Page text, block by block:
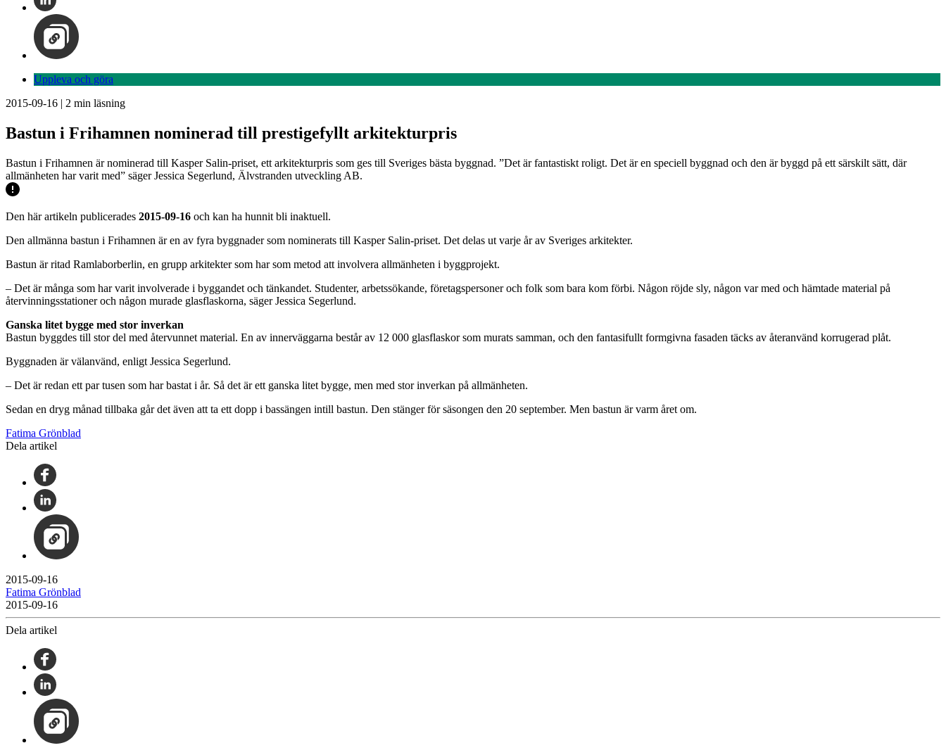
Uppleva och göra
2015-09-16 | 2 min läsning
Bastun i Frihamnen nominerad till prestigefyllt arkitekturpris
Bastun i Frihamnen är nominerad till Kasper Salin-priset, ett arkitekturpris som ges till Sveriges bästa byggnad. ”Det är fantastiskt roligt. Det är en speciell byggnad och den är byggd på ett särskilt sätt, där
allmänheten har varit med” säger Jessica Segerlund, Älvstranden utveckling AB.
Den här artikeln publicerades 2015-09-16 och kan ha hunnit bli inaktuell.
Den allmänna bastun i Frihamnen är en av fyra byggnader som nominerats till Kasper Salin-priset. Det delas ut varje år av Sveriges arkitekter.
Bastun är ritad Ramlaborberlin, en grupp arkitekter som har som metod att involvera allmänheten i byggprojekt.
– Det är många som har varit involverade i byggandet och tänkandet. Studenter, arbetssökande, företagspersoner och folk som bara kom förbi. Någon röjde sly, någon var med och hämtade material på
återvinningsstationer och någon murade glasflaskorna, säger Jessica Segerlund.
Ganska litet bygge med stor inverkan
Bastun byggdes till stor del med återvunnet material. En av innerväggarna består av 12 000 glasflaskor som murats samman, och den fantasifullt formgivna fasaden täcks av återanvänd korrugerad plåt.
Byggnaden är välanvänd, enligt Jessica Segerlund.
– Det är redan ett par tusen som har bastat i år. Så det är ett ganska litet bygge, men med stor inverkan på allmänheten.
Sedan en dryg månad tillbaka går det även att ta ett dopp i bassängen intill bastun. Den stänger för säsongen den 20 september. Men bastun är varm året om.
Fatima Grönblad
Dela artikel
2015-09-16
Fatima Grönblad
2015-09-16
Dela artikel